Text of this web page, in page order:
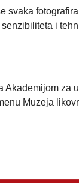
svaka
i
Muzeja